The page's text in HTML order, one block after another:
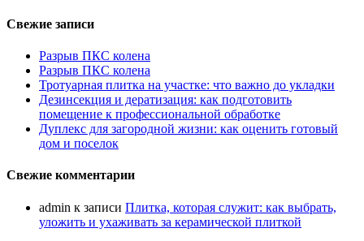
Свежие записи
Разрыв ПКС колена
Разрыв ПКС колена
Тротуарная плитка на участке: что важно до укладки
Дезинсекция и дератизация: как подготовить
помещение к профессиональной обработке
Дуплекс для загородной жизни: как оценить готовый
дом и поселок
Свежие комментарии
admin к записи Плитка, которая служит: как выбрать,
уложить и ухаживать за керамической плиткой